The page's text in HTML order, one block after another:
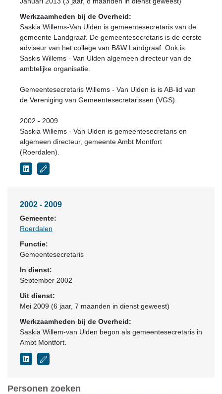
Werkzaamheden bij de Overheid:
Saskia Willems-Van Ulden is gemeentesecretaris van de
gemeente Landgraaf. De gemeentesecretaris is de eerste
adviseur van het college van B&W Landgraaf. Ook is
Saskis Willems - Van Ulden algemeen directeur van de
ambtelijke organisatie.
Gemeentesecretaris Willems - Van Ulden is is AB-lid van
de Vereniging van Gemeentesecretarissen (VGS).
2002 - 2009
Saskia Willems - Van Ulden is gemeentesecretaris en
algemeen directeur, gemeente Ambt Montfort
(Roerdalen).
2002 - 2009
Gemeente:
Roerdalen
Functie:
Gemeentesecretaris
In dienst:
September 2002
Uit dienst:
Mei 2009 (6 jaar, 7 maanden in dienst geweest)
Werkzaamheden bij de Overheid:
Saskia Willem-van Ulden begon als gemeentesecretaris in
Ambt Montfort.
Personen zoeken